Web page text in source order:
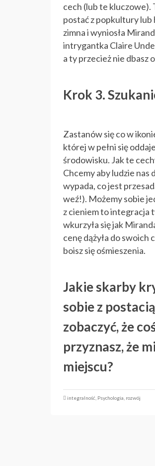
cech (lub te kluczowe).
postać z popkultury
zimna i wyniosła
intrygantka Claire
a ty przecież nie dbasz
Krok 3.
Zastanów się co w
której w pełni się
środowisku. Jak te
Chcemy aby ludzie nas
wypada, co jest
weź!). Możemy sobie
z cieniem to integracja
wkurzyła się jak
cenę dążyła do swoich
boisz się ośmieszenia.
Jakie skarby
sobie z
zobaczyć, że
przyznasz, że
miejscu?
integralność Psychologia rozwój